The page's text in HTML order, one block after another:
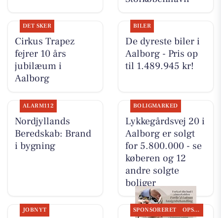
DET SKER
Cirkus Trapez
fejrer 10 års
jubilæum i
Aalborg
BILER
De dyreste biler i
Aalborg - Pris op
til 1.489.945 kr!
ALARM112
Nordjyllands
Beredskab: Brand
i bygning
BOLIGMARKED
Lykkegårdsvej 20 i
Aalborg er solgt
for 5.800.000 - se
køberen og 12
andre solgte
boliger
JOBNYT SPONSORERET OPSLAGSTAVLEN